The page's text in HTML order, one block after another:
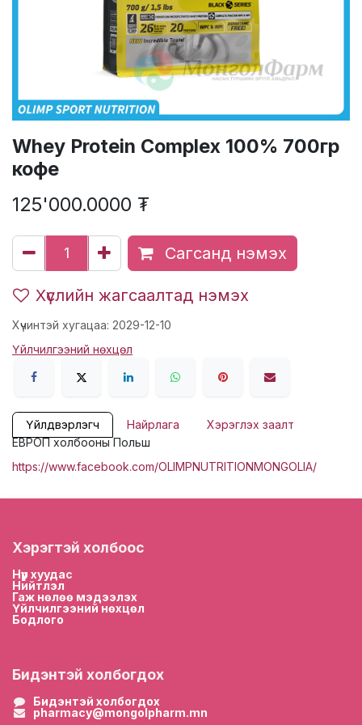
Whey Protein Complex 100% 700гр
кофе
125'000.0000 ₮
Сагсанд нэмэх
Хүслийн жагсаалтад нэмэх
Хүчинтэй хугацаа: 2029-12-10
Үйлчилгээний нөхцөл
Үйлдвэрлэгч Найрлага
Хэрэглэх заалт
ЕВРОП холбооны Польш
https://www.facebook.com/OLIMPNUTRITIONMONGOLIA/
Хэрэгтэй холбоос
Нүүр хуудас
Нийтлэл
Гаж нөлөө мэдээлэх
Үйлчилгээний нөхцөл
Бодлого
Бидэнтэй холбогдох
Бидэнтэй холбогдох
pharmacy@mongolpharm.mn